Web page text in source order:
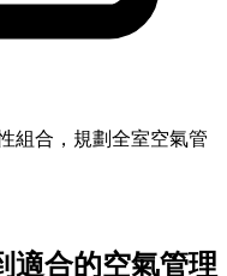
組合，規劃全室空氣管
適合的空氣管理